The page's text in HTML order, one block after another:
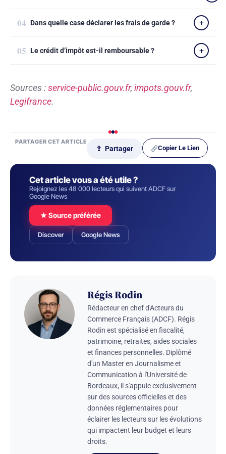
Dans quelle case déclarer les frais de garde ?
Le crédit d’impôt est-il remboursable ?
Sources :service-public.gouv.fr, impots.gouv.fr,
Legifrance.
PARTAGER CET ARTICLE
⇪ Partager Copier Le Lien
Cet article vous a été utile ?
Rejoignez les 48 000 lecteurs qui suivent ADCF sur
Google News
★ Source préférée
Discover Google News
Régis Rodin
Rédacteur en chef d'Acteurs du
Commerce Français (ADCF). Régis
Rodin est spécialisé en fiscalité,
patrimoine, retraites, aides sociales
et finances personnelles. Diplômé
d'un Master en Journalisme et
Communication à l'Université de
Bordeaux, il s'appuie exclusivement
sur des sources officielles et des
données réglementaires pour
éclairer les lecteurs sur les évolutions
qui impactent leur budget et leurs
droits.